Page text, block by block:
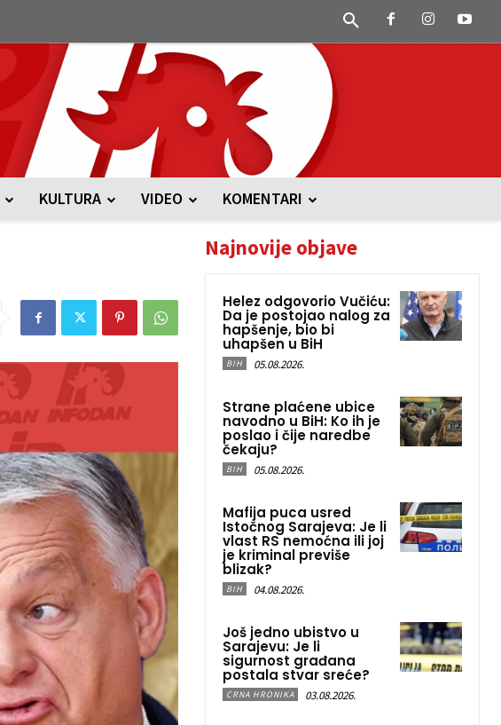
KULTURA VIDEO KOMENTARI
Najnovije objave
Helez odgovorio Vučiću:
Da je postojao nalog za
hapšenje, bio bi
uhapšen u BiH
BIH 05.08.2026.
Strane plaćene ubice
navodno u BiH: Ko ih je
poslao i čije naredbe
čekaju?
BIH 05.08.2026.
Mafija puca usred
Istočnog Sarajeva: Je li
vlast RS nemoćna ili joj
je kriminal previše
blizak?
BIH 04.08.2026.
Još jedno ubistvo u
Sarajevu: Je li
sigurnost građana
postala stvar sreće?
CRNA HRONIKA 03.08.2026.